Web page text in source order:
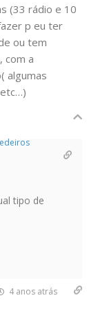
(33 rádio e 10
p eu ter
ou tem
com a
algumas
tipo de
4 anos atrás